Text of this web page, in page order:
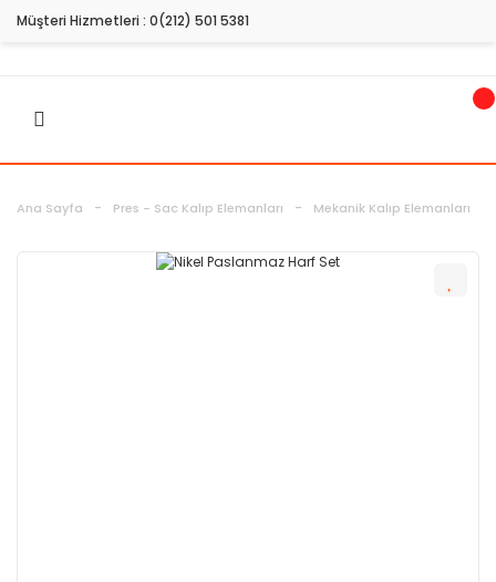
Müşteri Hizmetleri : 0(212) 501 5381
Ana Sayfa Pres - Sac Kalıp Elemanları Mekanik Kalıp Elemanları